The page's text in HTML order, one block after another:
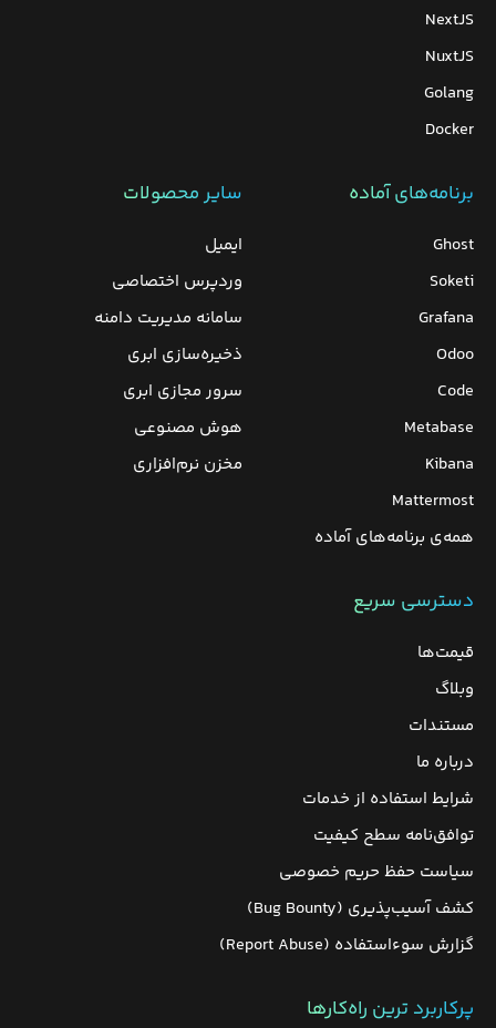
NextJS
NuxtJS
Golang
Docker
برنامه‌های‌ آماده
Ghost
Soketi
Grafana
Odoo
Code
Metabase
Kibana
Mattermost
همه‌ی برنامه‌های آماده
سایر محصولات
ایمیل
وردپرس‌ اختصاصی
سامانه مدیریت دامنه
ذخیره‌سازی ابری
سرور مجازی ابری
هوش مصنوعی
مخزن نرم‌افزاری
دسترسی سریع
قیمت‌ها
وبلاگ
مستندات
درباره ما
شرایط استفاده از خدمات
توافق‌نامه سطح کیفیت
سیاست حفظ حریم خصوصی
کشف آسیب‌پذیری (Bug Bounty)
گزارش سوءاستفاده (Report Abuse)
پرکاربرد ترین راه‌کارها